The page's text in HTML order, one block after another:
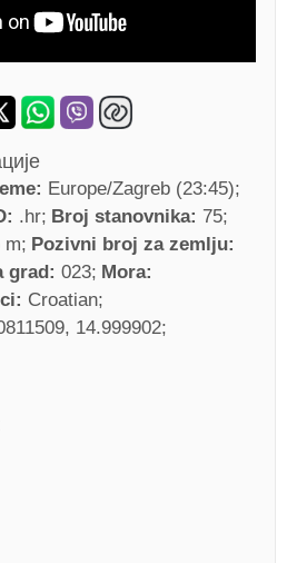
Europe/Zagreb (23:45)
.hr Broj stanovnika: 75
m Pozivni broj za zemlju:
grad: 023 Mora:
Croatian
14.999902